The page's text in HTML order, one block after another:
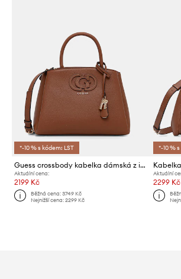
*-10 % s kódem: LST
Guess crossbody kabelka dámská z imitace kůže ISOLA
Aktuální cena:
2199 Kč
Běžná cena:3749 Kč
Nejnižší cena:2299 Kč
*-10 %
Aktuální
2299 Kč